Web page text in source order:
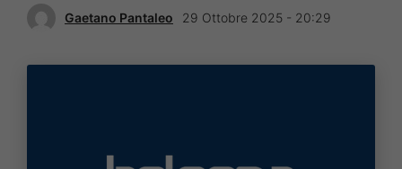
Gaetano Pantaleo 29 Ottobre 2025 - 20:29